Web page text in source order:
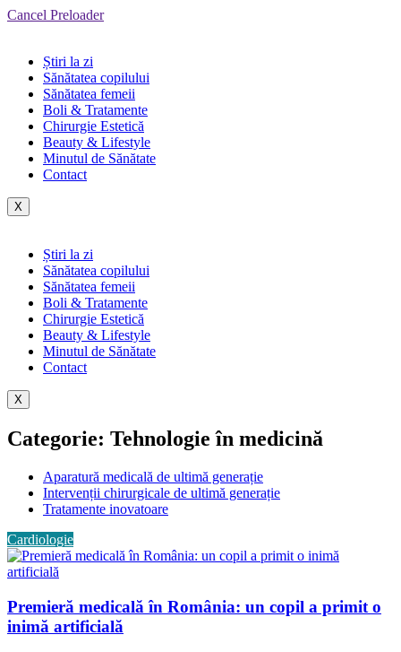
Cancel Preloader
Știri la zi
Sănătatea copilului
Sănătatea femeii
Boli & Tratamente
Chirurgie Estetică
Beauty & Lifestyle
Minutul de Sănătate
Contact
X
Știri la zi
Sănătatea copilului
Sănătatea femeii
Boli & Tratamente
Chirurgie Estetică
Beauty & Lifestyle
Minutul de Sănătate
Contact
X
Categorie: Tehnologie în medicină
Aparatură medicală de ultimă generație
Intervenții chirurgicale de ultimă generație
Tratamente inovatoare
Cardiologie
Premieră medicală în România: un copil a primit o
inimă artificială